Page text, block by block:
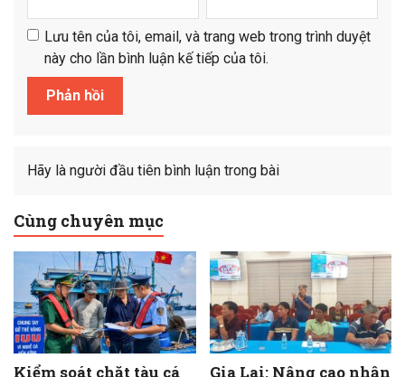
Lưu tên của tôi, email, và trang web trong trình duyệt
này cho lần bình luận kế tiếp của tôi.
Hãy là người đầu tiên bình luận trong bài
Cùng chuyên mục
Kiểm soát chặt tàu cá
Gia Lai: Nâng cao nhận